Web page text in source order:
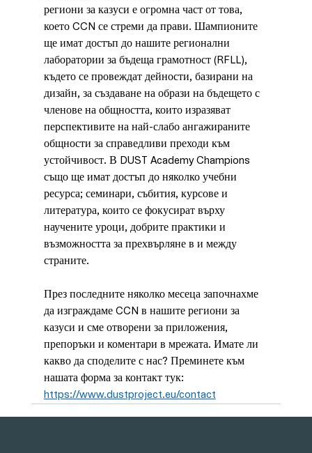
региони за казуси е огромна част от това,
което CCN се стреми да прави. Шампионите
ще имат достъп до нашите регионални
лаборатории за бъдеща грамотност (RFLL),
където се провеждат дейности, базирани на
дизайн, за създаване на образи на бъдещето с
членове на общността, които изразяват
перспективите на най-слабо ангажираните
общности за справедливи преходи към
устойчивост. В DUST Academy Champions
също ще имат достъп до няколко учебни
ресурса; семинари, събития, курсове и
литература, които се фокусират върху
научените уроци, добрите практики и
възможността за прехвърляне в и между
страните.
През последните няколко месеца започнахме
да изграждаме CCN в нашите региони за
казуси и сме отворени за приложения,
препоръки и коментари в мрежата. Имате ли
какво да споделите с нас? Преминете към
нашата форма за контакт тук:
https://www.dustproject.eu/contact